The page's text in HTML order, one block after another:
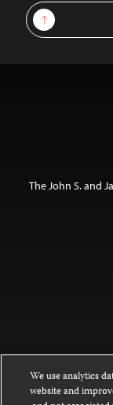
Sign Up
The John S. and
Except where
We use analytics
website and